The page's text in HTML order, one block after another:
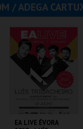
/ ADEGA
EA LIVE ÉVORA